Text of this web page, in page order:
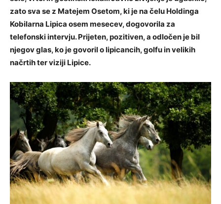
zato sva se z Matejem Osetom, ki je na čelu Holdinga
Kobilarna Lipica osem mesecev, dogovorila za
telefonski intervju. Prijeten, pozitiven, a odločen je bil
njegov glas, ko je govoril o lipicancih, golfu in velikih
načrtih ter viziji Lipice.